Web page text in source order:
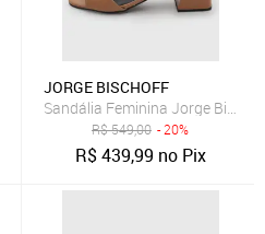
JORGE BISCHOFF
Sandália Feminina Jorge
R$549,00 - 20%
R$439,99 no Pix